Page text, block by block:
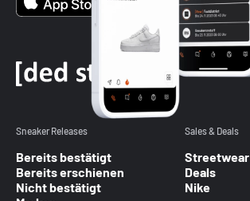
Sneaker Releases
Bereits bestätigt
Bereits erschienen
Nicht bestätigt
Sales & Deals
Streetwear
Deals
Nike